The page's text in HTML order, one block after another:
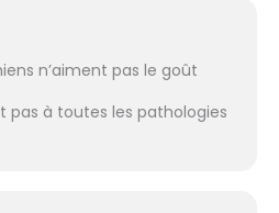
offrant une
pratique en cas
n’aiment pas le goût
pas à toutes les pathologies